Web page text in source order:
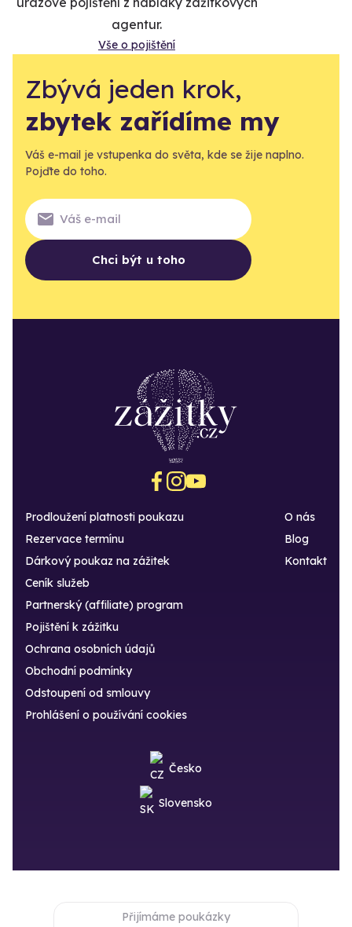
agentur.
Vše o pojištění
Zbývá jeden krok,
zbytek zařídíme my
Váš e-mail je vstupenka do světa, kde se žije naplno.
Pojďte do toho.
Chci být u toho
Prodloužení platnosti poukazu
Rezervace termínu
Dárkový poukaz na zážitek
O nás
Blog
Kontakt
Ceník služeb
Partnerský (affiliate) program
Pojištění k zážitku
Ochrana osobních údajů
Obchodní podmínky
Odstoupení od smlouvy
Prohlášení o používání cookies
Česko
Slovensko
Přijímáme poukázky